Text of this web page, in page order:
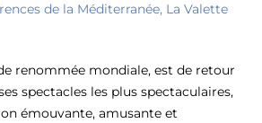
de la Méditerranée, La Valette
renommée mondiale, est de retour
spectacles les plus spectaculaires,
émouvante, amusante et